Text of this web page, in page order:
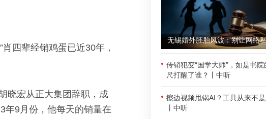
四辈经销鸡蛋已近30年，
晓宏从正大集团辞职，成
年9月份，他每天的销量在
传销犯变“国学大师”，如是书院
尺打醒了谁？丨中听
擦边视频甩锅AI？工具从来不
丨中听